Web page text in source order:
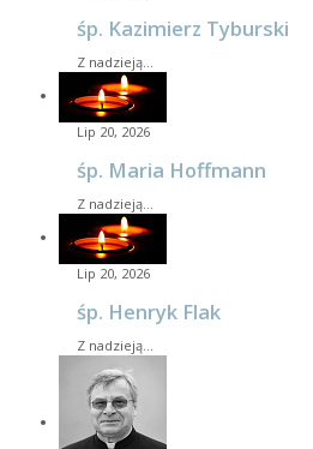
śp. Kazimierz Tyburski
Z nadzieją…
Lip 20, 2026
śp. Maria Hoffmann
Z nadzieją…
Lip 20, 2026
śp. Henryk Flak
Z nadzieją…